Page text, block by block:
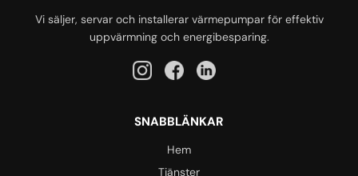
Vi säljer, servar och installerar värmepumpar för effektiv
uppvärmning och energibesparing.
SNABBLÄNKAR
Hem
Tjänster